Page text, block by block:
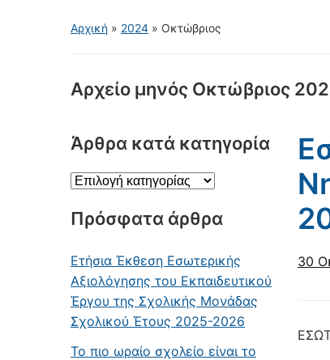
Αρχική » 2024 » Οκτώβριος
Αρχείο μηνός Οκτώβριος
Άρθρα κατά κατηγορία
Άρθρα
κατηγορία
Πρόσφατα άρθρα
Ετήσια Έκθεση Εσωτερικής
Αξιολόγησης του Εκπαιδευτικού
Έργου της Σχολικής Μονάδας
Σχολικού Έτους 2025-2026
Το πιο ωραίο σχολείο είναι το
30